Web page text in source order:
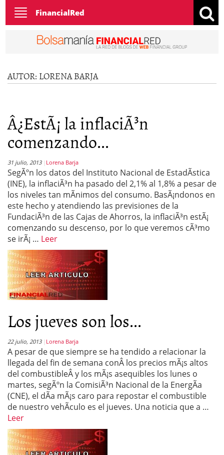
Toggle
navigation
FinancialRed
AUTOR: LORENA BARJA
Â¿EstÃ¡ la inflaciÃ³n
comenzando...
31 julio, 2013 Lorena Barja
SegÃºn los datos del Instituto Nacional de EstadÃ­stica
(INE), la inflaciÃ³n ha pasado del 2,1% al 1,8% a pesar de
los niveles tan mÃ­nimos del consumo. BasÃ¡ndonos en
este hecho y atendiendo las previsiones de la
FundaciÃ³n de las Cajas de Ahorros, la inflaciÃ³n estÃ¡
comenzando su descenso, por lo que veremos cÃ³mo
se irÃ¡ … Leer
Los jueves son los...
22 julio, 2013 Lorena Barja
A pesar de que siempre se ha tendido a relacionar la
llegada del fin de semana conÂ los precios mÃ¡s altos
del combustibleÂ y los mÃ¡s asequibles los lunes o
martes, segÃºn la ComisiÃ³n Nacional de la EnergÃ­a
(CNE), el dÃ­a mÃ¡s caro para repostar el combustible
de nuestro vehÃ­culo es el jueves. Una noticia que a …
Leer